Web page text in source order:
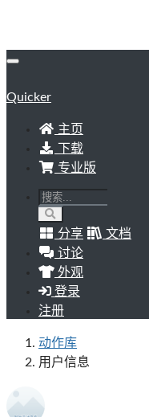
Quicker
主页
下载
专业版
分享
文档
讨论
外观
登录
注册
动作库
用户信息